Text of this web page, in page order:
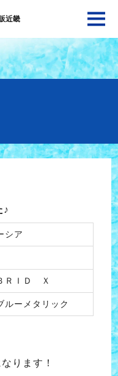
近畿
♪
シア
ＲＩＤ Ｘ
ルーメタリック
ります！